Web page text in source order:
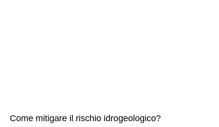
Come mitigare il rischio idrogeologico?